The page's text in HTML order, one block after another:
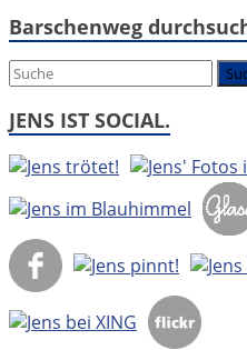
es
Barschenweg
JENS IST SOCIAL.